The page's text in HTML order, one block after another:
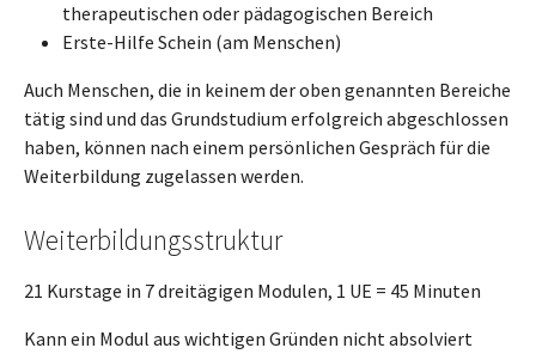
therapeutischen oder pädagogischen Bereich
Erste-Hilfe Schein (am Menschen)
Auch Menschen, die in keinem der oben genannten Bereiche
tätig sind und das Grundstudium erfolgreich abgeschlossen
haben, können nach einem persönlichen Gespräch für die
Weiterbildung zugelassen werden.
Weiterbildungsstruktur
21 Kurstage in 7 dreitägigen Modulen, 1 UE = 45 Minuten
Kann ein Modul aus wichtigen Gründen nicht absolviert